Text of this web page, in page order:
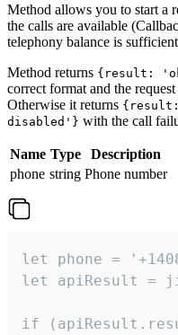
Method allows you to start a
the calls are available
telephony balance is
Method returns {result:
correct format and the
Otherwise it returns
disabled'} with the call
Name Type
Description
phone string Phone number
let phone =
let apiResult =
if